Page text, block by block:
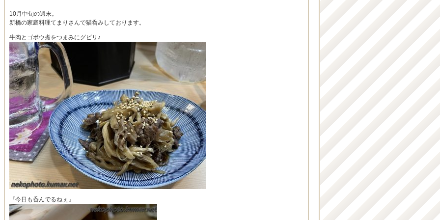
10月中旬の週末。
新橋の家庭料理てまりさんで猫呑みしております。
牛肉とゴボウ煮をつまみにグビリ♪
『今日も呑んでるねぇ』